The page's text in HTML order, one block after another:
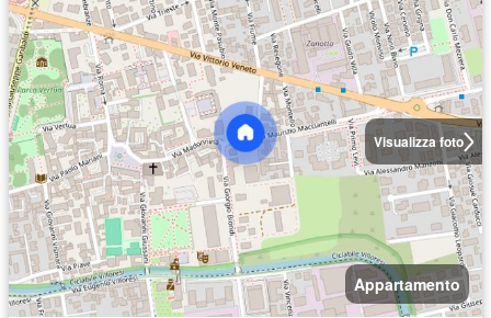
Visualizza foto
Appartamento